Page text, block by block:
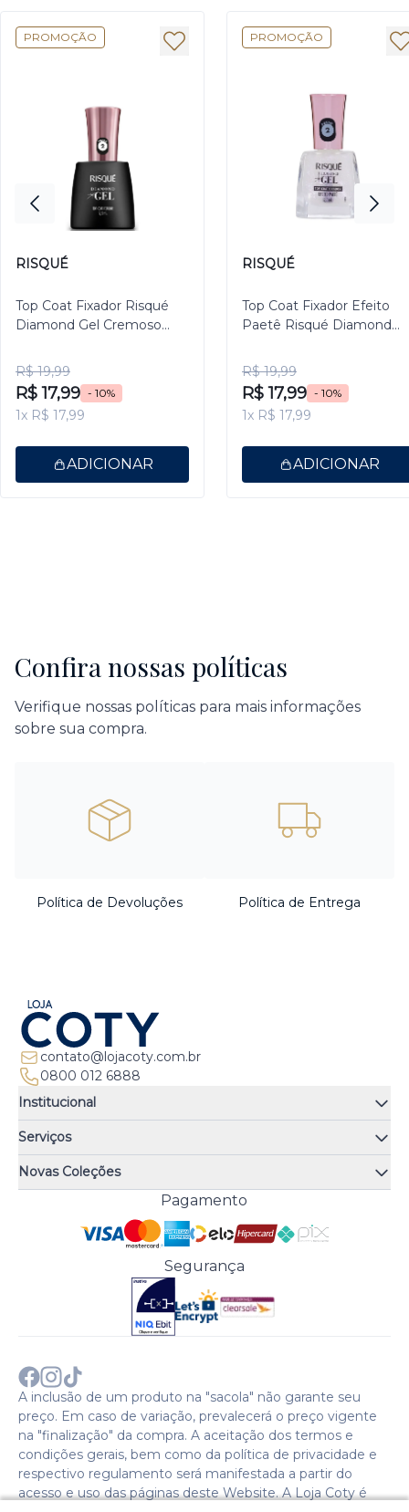
PROMOÇÃO
RISQUÉ
Top Coat Fixador Risqué
Diamond Gel Cremoso
R$ 19,99
R$ 17,99 - 10%
1x R$ 17,99
ADICIONAR
PROMOÇÃO
RISQUÉ
Top Coat Fixador Efeito
Paetê Risqué Diamond
R$ 19,99
R$ 17,99 - 10%
1x R$ 17,99
ADICIONAR
Confira nossas políticas
Verifique nossas políticas para mais informações
sobre sua compra.
Política de Devoluções Política de Entrega
contato@lojacoty.com.br
0800 012 6888
Institucional
Quem somos
Quiz de fragrâncias
Trocas e Devoluções
Troque Fácil
Perguntas Frequentes
Política de Pagamento
Política de Entrega
Política de Privacidade
Comprar com CNPJ?
Sobre a COTY no mundo
Serviços
Atendimento
Meus Pedidos
Trabalhe Conosco
Preferências de Cookies
Novas Coleções
Cenoura & Bronze
Pagamento
Segurança
A inclusão de um produto na "sacola" não garante seu
preço. Em caso de variação, prevalecerá o preço vigente
na "finalização" da compra. A aceitação dos termos e
condições gerais, bem como da política de privacidade e
respectivo regulamento será manifestada a partir do
acesso e uso das páginas deste Website. A Loja Coty é